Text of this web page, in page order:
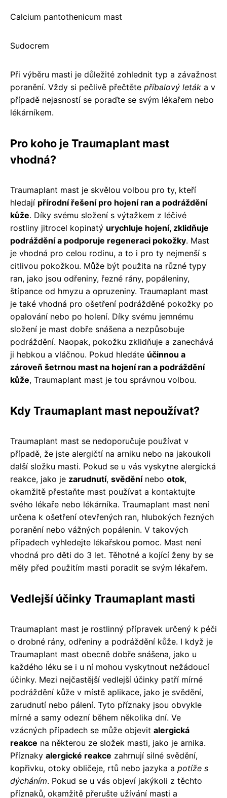
Calcium pantothenicum mast
Sudocrem
Při výběru masti je důležité zohlednit typ a závažnost
poranění. Vždy si pečlivě přečtěte příbalový leták a v
případě nejasností se poraďte se svým lékařem nebo
lékárníkem.
Pro koho je Traumaplant mast
vhodná?
Traumaplant mast je skvělou volbou pro ty, kteří
hledají přírodní řešení pro hojení ran a podráždění
kůže. Díky svému složení s výtažkem z léčivé
rostliny jitrocel kopinatý urychluje hojení, zklidňuje
podráždění a podporuje regeneraci pokožky. Mast
je vhodná pro celou rodinu, a to i pro ty nejmenší s
citlivou pokožkou. Může být použita na různé typy
ran, jako jsou odřeniny, řezné rány, popáleniny,
štípance od hmyzu a opruzeniny. Traumaplant mast
je také vhodná pro ošetření podrážděné pokožky po
opalování nebo po holení. Díky svému jemnému
složení je mast dobře snášena a nezpůsobuje
podráždění. Naopak, pokožku zklidňuje a zanechává
ji hebkou a vláčnou. Pokud hledáte účinnou a
zároveň šetrnou mast na hojení ran a podráždění
kůže, Traumaplant mast je tou správnou volbou.
Kdy Traumaplant mast nepoužívat?
Traumaplant mast se nedoporučuje používat v
případě, že jste alergičtí na arniku nebo na jakoukoli
další složku masti. Pokud se u vás vyskytne alergická
reakce, jako je zarudnutí, svěděnínebo otok,
okamžitě přestaňte mast používat a kontaktujte
svého lékaře nebo lékárníka. Traumaplant mast není
určena k ošetření otevřených ran, hlubokých řezných
poranění nebo vážných popálenin. V takových
případech vyhledejte lékařskou pomoc. Mast není
vhodná pro děti do 3 let. Těhotné a kojící ženy by se
měly před použitím masti poradit se svým lékařem.
Vedlejší účinky Traumaplant masti
Traumaplant mast je rostlinný přípravek určený k péči
o drobné rány, odřeniny a podráždění kůže. I když je
Traumaplant mast obecně dobře snášena, jako u
každého léku se i u ní mohou vyskytnout nežádoucí
účinky. Mezi nejčastější vedlejší účinky patří mírné
podráždění kůže v místě aplikace, jako je svědění,
zarudnutí nebo pálení. Tyto příznaky jsou obvykle
mírné a samy odezní během několika dní. Ve
vzácných případech se může objevit alergická
reakce na některou ze složek masti, jako je arnika.
Příznaky alergické reakce zahrnují silné svědění,
kopřivku, otoky obličeje, rtů nebo jazyka a potíže s
dýcháním. Pokud se u vás objeví jakýkoli z těchto
příznaků, okamžitě přerušte užívání masti a